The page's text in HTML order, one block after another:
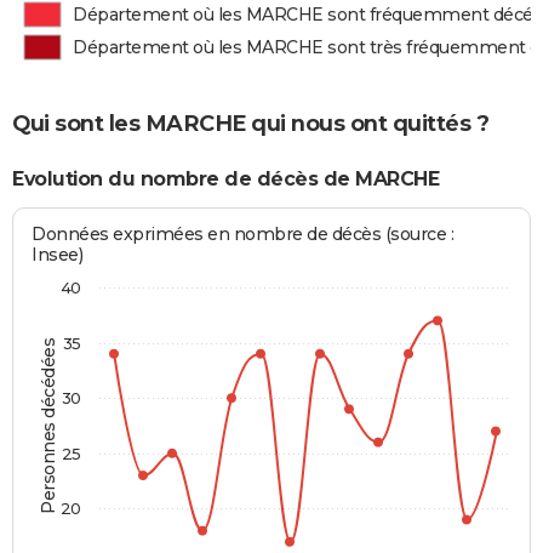
Département où les MARCHE sont fréquemment
Département où les MARCHE sont très fréquemment
Qui sont les MARCHE qui nous ont quittés ?
Evolution du nombre de décès de MARCHE
Personnes décédées
Données exprimées en nombre de décès (source :
Insee)
20
25
30
35
40